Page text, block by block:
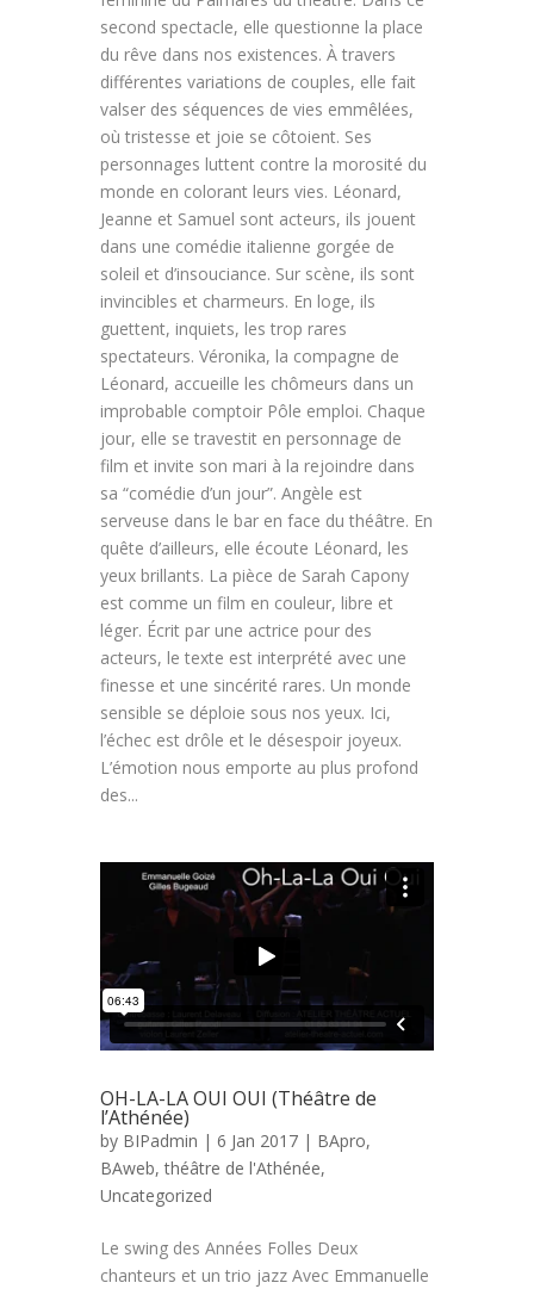
second spectacle, elle questionne la place
du rêve dans nos existences. À travers
différentes variations de couples, elle fait
valser des séquences de vies emmêlées,
où tristesse et joie se côtoient. Ses
personnages luttent contre la morosité du
monde en colorant leurs vies. Léonard,
Jeanne et Samuel sont acteurs, ils jouent
dans une comédie italienne gorgée de
soleil et d’insouciance. Sur scène, ils sont
invincibles et charmeurs. En loge, ils
guettent, inquiets, les trop rares
spectateurs. Véronika, la compagne de
Léonard, accueille les chômeurs dans un
improbable comptoir Pôle emploi. Chaque
jour, elle se travestit en personnage de
film et invite son mari à la rejoindre dans
sa “comédie d’un jour”. Angèle est
serveuse dans le bar en face du théâtre. En
quête d’ailleurs, elle écoute Léonard, les
yeux brillants. La pièce de Sarah Capony
est comme un film en couleur, libre et
léger. Écrit par une actrice pour des
acteurs, le texte est interprété avec une
finesse et une sincérité rares. Un monde
sensible se déploie sous nos yeux. Ici,
l’échec est drôle et le désespoir joyeux.
L’émotion nous emporte au plus profond
des...
OH-LA-LA OUI OUI (Théâtre de
l’Athénée)
by BIPadmin | 6 Jan 2017 | BApro,
BAweb,théâtre de l'Athénée,
Uncategorized
Le swing des Années Folles Deux
chanteurs et un trio jazz Avec Emmanuelle